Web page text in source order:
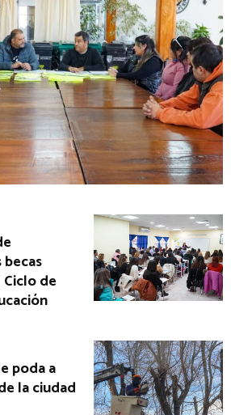
de
poda a
la ciudad